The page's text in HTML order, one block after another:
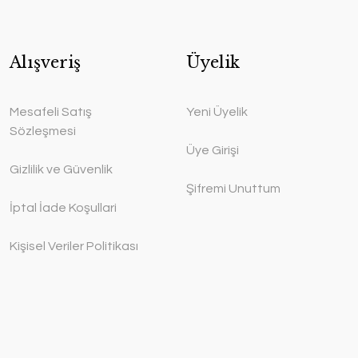
Alışveriş
Mesafeli Satış
Sözleşmesi
Gizlilik ve Güvenlik
İptal İade Koşullari
Kişisel Veriler Politikası
Üyelik
Yeni Üyelik
Üye Girişi
Şifremi Unuttum